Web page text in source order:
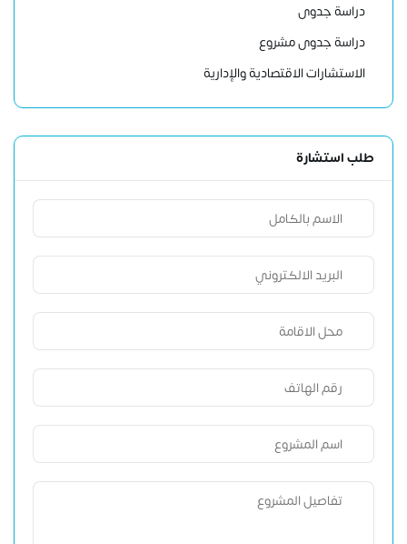
دراسة جدوى
دراسة جدوى مشروع
الاستشارات الاقتصادية والإدارية
طلب استشارة